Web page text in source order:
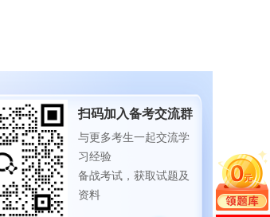
扫码加入备考交流群
与更多考生一起交流学
习经验
备战考试，获取试题及
资料